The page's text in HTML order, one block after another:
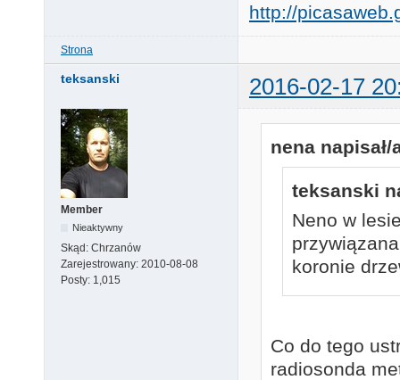
http://
Strona
teksanski 2016-02-17
Member
Nieaktywny
Skąd: Chrzanów
Zarejestrowany: 2010-08-08
Posty: 1,015
nena napisał/
teksanski
Neno w
koronie
Co do tego
radiosonda